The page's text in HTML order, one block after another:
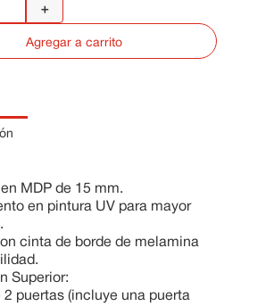
＋
Agregar a carrito
MDP de 15 mm.
en pintura UV para mayor
cinta de borde de melamina
Superior:
2 puertas (incluye una puerta